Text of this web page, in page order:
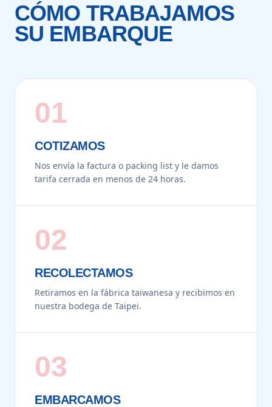
CÓMO TRABAJAMOS
SU EMBARQUE
01
COTIZAMOS
Nos envía la factura o packing list y le damos
tarifa cerrada en menos de 24 horas.
02
RECOLECTAMOS
Retiramos en la fábrica taiwanesa y recibimos en
nuestra bodega de Taipei.
03
EMBARCAMOS